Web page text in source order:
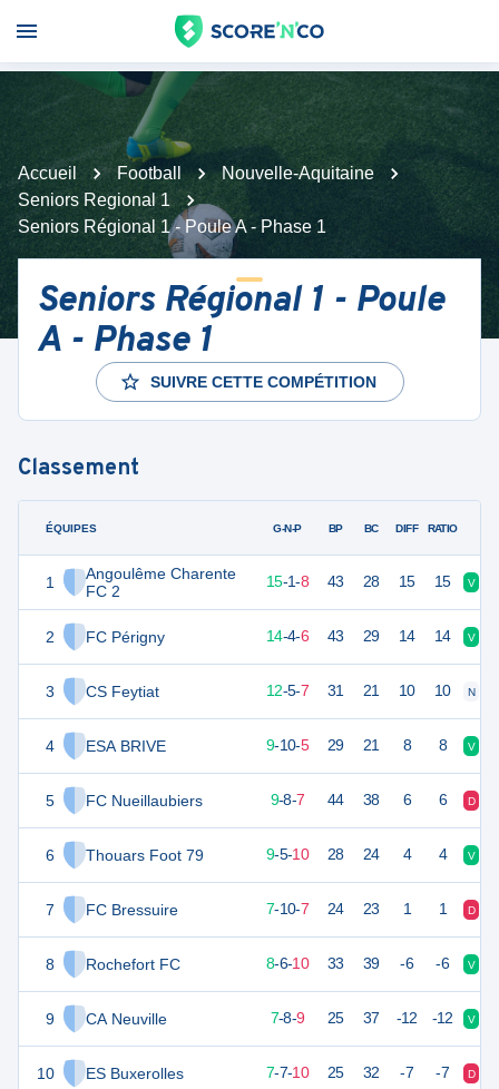
Accueil Football
Nouvelle-Aquitaine
Seniors Regional 1
Seniors Régional 1 - Poule A - Phase 1
Seniors Régional 1 - Poule
A - Phase 1
SUIVRE CETTE COMPÉTITION
Classement
ÉQUIPES
1
Angoulême Charente
FC 2
2 FC Périgny
3 CS Feytiat
4 ESA BRIVE
5 FC Nueillaubiers
6 Thouars Foot 79
7 FC Bressuire
8 Rochefort FC
9 CA Neuville
10 ES Buxerolles
G-N-P BP BC DIFF RATIO
46 24 15-1-8 43 28 15 15 V
14-4-6 43 29 14 14 V
12-5-7 31 21 10 10 N
9-10-5 29 21 8 8 V
35 9-8-7 44 38 6 6 D
32 9-5-10 28 24 4 4 V
7-10-7 24 23 1 1 D
8-6-10 33 39 -6 -6 V
7-8-9 25 37 -12 -12 V
7-7-10 25 32 -7 -7 D